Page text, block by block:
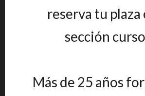
reserva tu plaza
sección
Más de 25 años